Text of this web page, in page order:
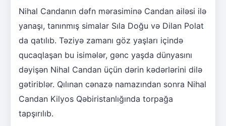
Nihal Candanın dəfn mərasiminə Candan ailəsi ilə
yanaşı, tanınmış simalar Sıla Doğu və Dilan Polat
da qatılıb. Təziyə zamanı göz yaşları içində
qucaqlaşan bu isimələr, gənc yaşda dünyasını
dəyişən Nihal Candan üçün dərin kədərlərini dilə
gətiriblər. Qılınan cənazə namazından sonra Nihal
Candan Kilyos Qəbiristanlığında torpağa
tapşırılıb.